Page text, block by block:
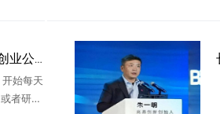
互联网大厂不香了？AI创业公司正在“吸走”年轻人
始每天
者研究